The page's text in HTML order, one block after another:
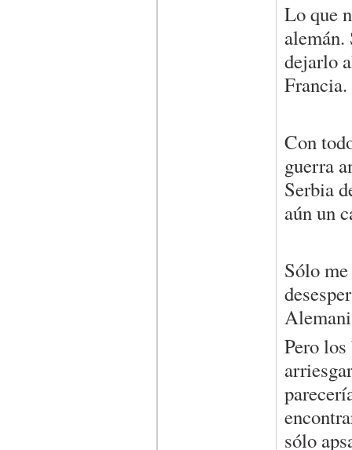
Lo que
alemán.
dejarlo
Francia.
Con
guerra
Serbia
aún un
Sólo
Pero
sólo